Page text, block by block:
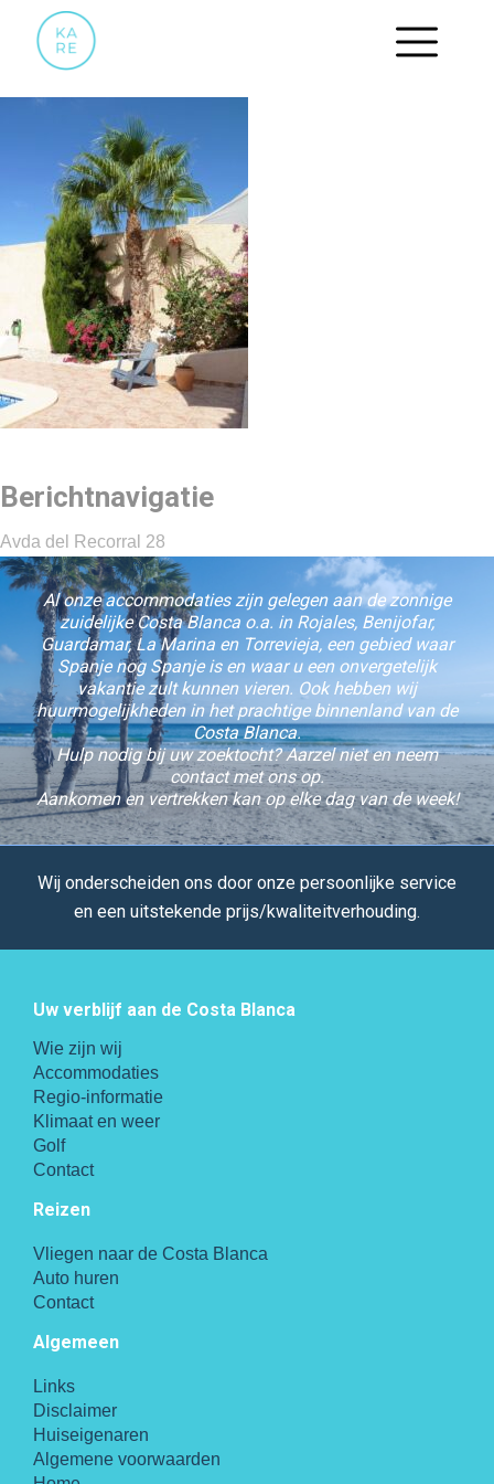
09 ZITJE
Berichtnavigatie
Avda del Recorral 28
Al onze accommodaties zijn gelegen aan de zonnige
zuidelijke Costa Blanca o.a. in Rojales, Benijofar,
Guardamar, La Marina en Torrevieja, een gebied waar
Spanje nog Spanje is en waar u een onvergetelijk
vakantie zult kunnen vieren. Ook hebben wij
huurmogelijkheden in het prachtige binnenland van de
Costa Blanca.
Hulp nodig bij uw zoektocht? Aarzel niet en neem
contact met ons op.
Aankomen en vertrekken kan op elke dag van de week!
Wij onderscheiden ons door onze persoonlijke service
en een uitstekende prijs/kwaliteitverhouding.
Uw verblijf aan de Costa Blanca
Wie zijn wij
Accommodaties
Regio-informatie
Klimaat en weer
Golf
Contact
Reizen
Vliegen naar de Costa Blanca
Auto huren
Contact
Algemeen
Links
Disclaimer
Huiseigenaren
Algemene voorwaarden